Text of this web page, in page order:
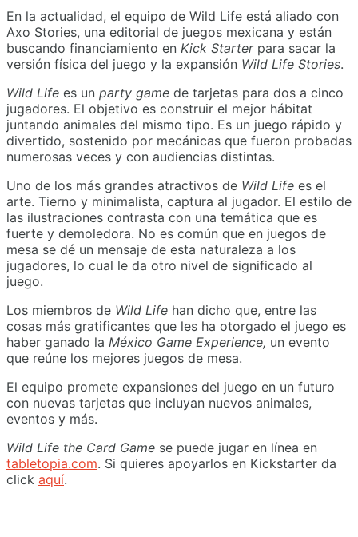
En la actualidad, el equipo de Wild Life está aliado con
Axo Stories, una editorial de juegos mexicana y están
buscando financiamiento en Kick Starter para sacar la
versión física del juego y la expansión Wild Life Stories.
Wild Life es un party game de tarjetas para dos a cinco
jugadores. El objetivo es construir el mejor hábitat
juntando animales del mismo tipo. Es un juego rápido y
divertido, sostenido por mecánicas que fueron probadas
numerosas veces y con audiencias distintas.
Uno de los más grandes atractivos de Wild Life es el
arte. Tierno y minimalista, captura al jugador. El estilo de
las ilustraciones contrasta con una temática que es
fuerte y demoledora. No es común que en juegos de
mesa se dé un mensaje de esta naturaleza a los
jugadores, lo cual le da otro nivel de significado al
juego.
Los miembros de Wild Life han dicho que, entre las
cosas más gratificantes que les ha otorgado el juego es
haber ganado la México Game Experience, un evento
que reúne los mejores juegos de mesa.
El equipo promete expansiones del juego en un futuro
con nuevas tarjetas que incluyan nuevos animales,
eventos y más.
Wild Life the Card Game se puede jugar en línea en
tabletopia.com. Si quieres apoyarlos en Kickstarter da
click aquí.